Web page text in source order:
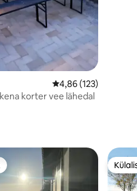
Keskmine hinnang
4,86 (123)
korter vee lähedal